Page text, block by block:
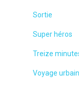
Sortie
Super héros
Treize
Voyage urbain